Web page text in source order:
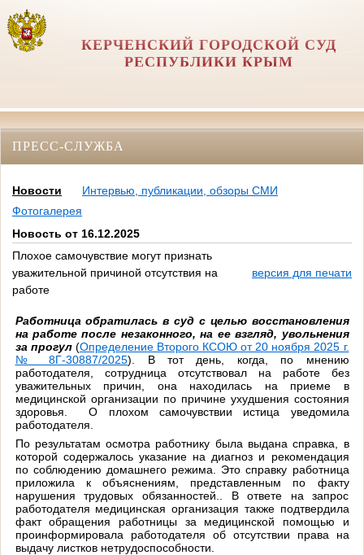
КЕРЧЕНСКИЙ ГОРОДСКОЙ СУД
РЕСПУБЛИКИ КРЫМ
ПРЕСС-СЛУЖБА
Новости
Интервью, публикации, обзоры СМИ
Фотогалерея
Новость от 16.12.2025
Плохое самочувствие могут признать
уважительной причиной отсутствия на
работе
версия для печати
Работница обратилась в суд с целью восстановления
на работе после незаконного, на ее взгляд, увольнения
за прогул(Определение Второго КСОЮ от 20 ноября 2025 г.
№ 8Г-30887/2025). В тот день, когда, по мнению
работодателя, сотрудница отсутствовал на работе без
уважительных причин, она находилась на приеме в
медицинской организации по причине ухудшения состояния
здоровья. О плохом самочувствии истица уведомила
работодателя.
По результатам осмотра работнику была выдана справка, в
которой содержалось указание на диагноз и рекомендация
по соблюдению домашнего режима. Это справку работница
приложила к объяснениям, представленным по факту
нарушения трудовых обязанностей.. В ответе на запрос
работодателя медицинская организация также подтвердила
факт обращения работницы за медицинской помощью и
проинформировала работодателя об отсутствии права на
выдачу листков нетрудоспособности.